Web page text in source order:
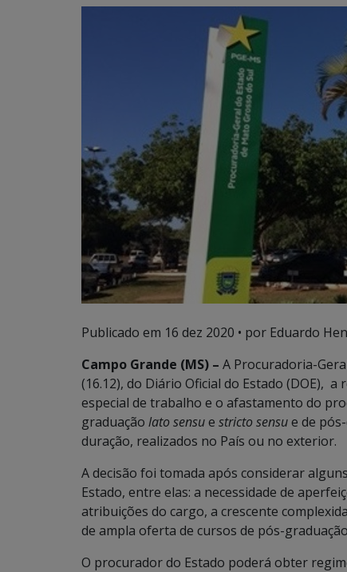
Publicado em 16 dez 2020 • por Eduardo
Campo Grande (MS) – A Procuradoria-
(16.12), do Diário Oficial do Estado (DOE), a
especial de trabalho e o afastamento do
graduação lato sensue stricto sensue de
duração, realizados no País ou no exterior.
A decisão foi tomada após considerar
Estado, entre elas: a necessidade de
atribuições do cargo, a crescente
de ampla oferta de cursos de pós-graduação
O procurador do Estado poderá obter